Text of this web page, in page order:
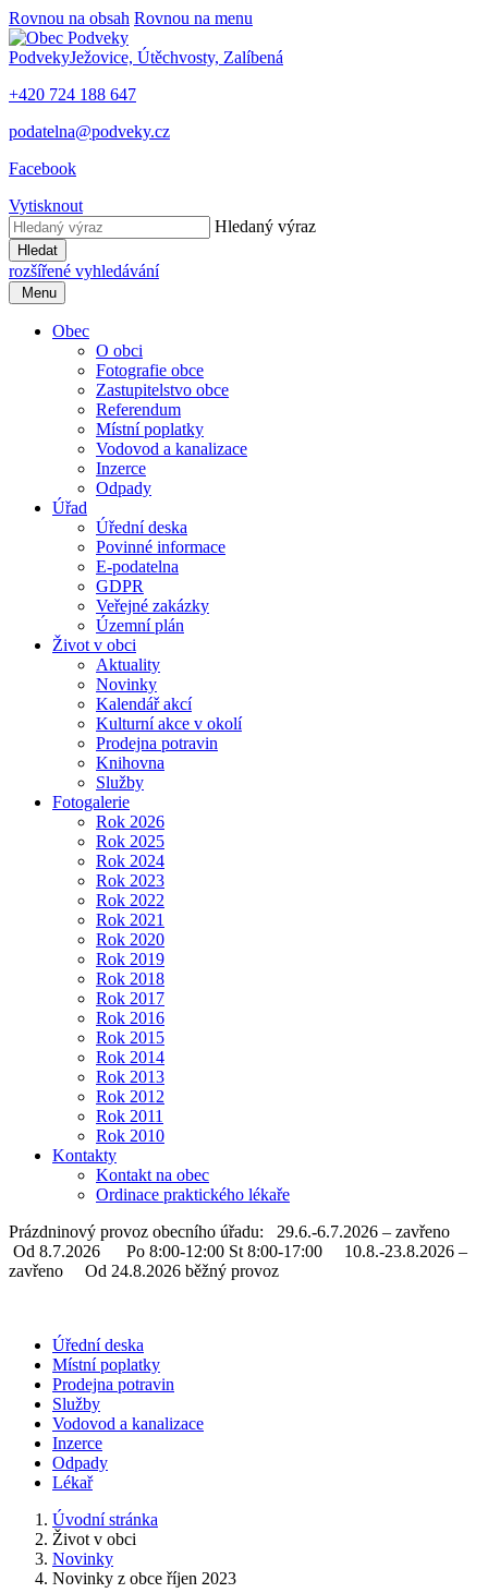
Rovnou na obsah Rovnou na menu
PodvekyJežovice, Útěchvosty, Zalíbená
+420 724 188 647
podatelna@podveky.cz
Facebook
Vytisknout
Hledaný výraz
Hledat
rozšířené vyhledávání
Menu
Obec
O obci
Fotografie obce
Zastupitelstvo obce
Referendum
Místní poplatky
Vodovod a kanalizace
Inzerce
Odpady
Úřad
Úřední deska
Povinné informace
E-podatelna
GDPR
Veřejné zakázky
Územní plán
Život v obci
Aktuality
Novinky
Kalendář akcí
Kulturní akce v okolí
Prodejna potravin
Knihovna
Služby
Fotogalerie
Rok 2026
Rok 2025
Rok 2024
Rok 2023
Rok 2022
Rok 2021
Rok 2020
Rok 2019
Rok 2018
Rok 2017
Rok 2016
Rok 2015
Rok 2014
Rok 2013
Rok 2012
Rok 2011
Rok 2010
Kontakty
Kontakt na obec
Ordinace praktického lékaře
Prázdninový provoz obecního úřadu: 29.6.-6.7.2026 – zavřeno
Od 8.7.2026 Po 8:00-12:00 St 8:00-17:00 10.8.-23.8.2026 –
zavřeno Od 24.8.2026 běžný provoz
Úřední deska
Místní poplatky
Prodejna potravin
Služby
Vodovod a kanalizace
Inzerce
Odpady
Lékař
Úvodní stránka
Život v obci
Novinky
Novinky z obce říjen 2023